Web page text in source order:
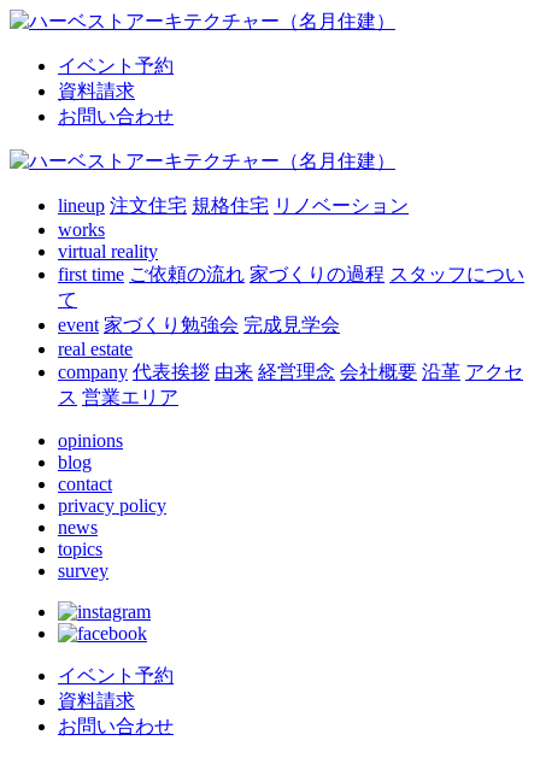
イベント予約
資料請求
お問い合わせ
lineup 注文住宅 規格住宅 リノベーション
works
virtual reality
first time ご依頼の流れ 家づくりの過程 スタッフについ
て
event 家づくり勉強会 完成見学会
real estate
company 代表挨拶 由来 経営理念 会社概要 沿革 アクセ
ス 営業エリア
opinions
blog
contact
privacy policy
news
topics
survey
イベント予約
資料請求
お問い合わせ